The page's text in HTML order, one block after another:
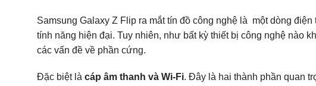
Samsung Galaxy Z Flip ra mắt tín đồ công nghệ là một dòng
tính năng hiện đại. Tuy nhiên, như bất kỳ thiết bị công nghệ nào
các vấn đề về phần cứng.
Đặc biệt là cáp âm thanh và Wi-Fi. Đây là hai thành phần quan